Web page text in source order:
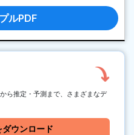
ルPDF
ら推定・予測まで、さまざまなデ
ウンロード